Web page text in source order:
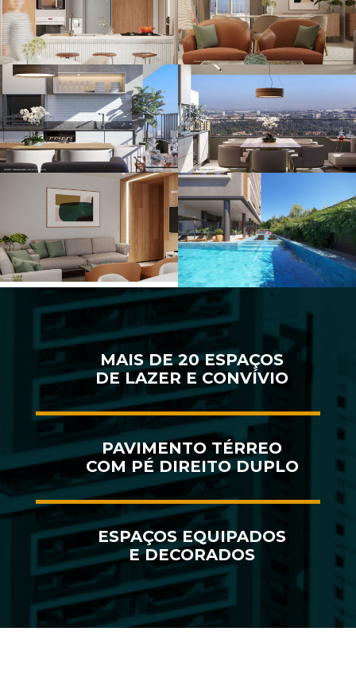
MAIS DE 20 ESPAÇOS
DE LAZER E CONVÍVIO
PAVIMENTO TÉRREO
COM PÉ DIREITO DUPLO
ESPAÇOS EQUIPADOS
E DECORADOS